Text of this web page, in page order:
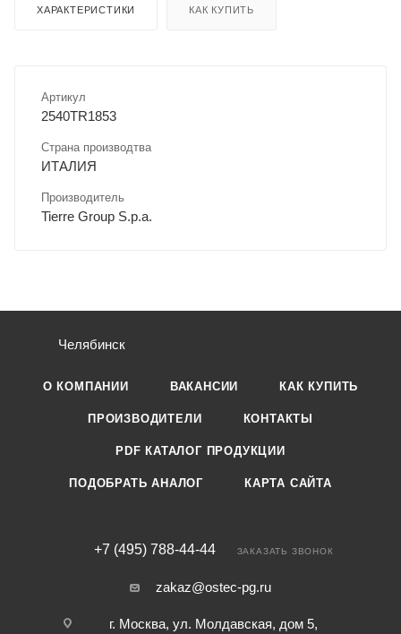
ХАРАКТЕРИСТИКИ КАК КУПИТЬ
Артикул
2540TR1853
Страна производтва
ИТАЛИЯ
Производитель
Tierre Group S.p.a.
Челябинск
О КОМПАНИИ ВАКАНСИИ КАК КУПИТЬ
ПРОИЗВОДИТЕЛИ КОНТАКТЫ
PDF КАТАЛОГ ПРОДУКЦИИ
ПОДОБРАТЬ АНАЛОГ КАРТА САЙТА
+7 (495) 788-44-44 ЗАКАЗАТЬ ЗВОНОК
zakaz@ostec-pg.ru
г. Москва, ул. Молдавская, дом 5,